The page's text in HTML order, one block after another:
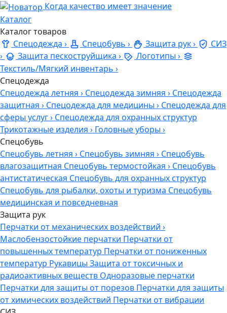
Когда качество имеет значение
Каталог
Каталог товаров
Спецодежда › Спецобувь › Защита рук›
СИЗ
›
Защита пескоструйщика › Логотипы ›
Текстиль/Мягкий инвентарь ›
Спецодежда
Спецодежда летняя › Спецодежда зимняя › Спецодежда
защитная › Спецодежда для медицины › Спецодежда для
сферы услуг› Спецодежда для охранных структур
Трикотажные изделия › Головные уборы ›
Спецобувь
Спецобувь летняя › Спецобувь зимняя › Спецобувь
влагозащитная Спецобувь термостойкая › Спецобувь
антистатическая Спецобувь для охранных структур
Спецобувь для рыбалки, охоты и туризма Спецобувь
медицинская и повседневная
Защита рук
Перчатки от механических воздействий ›
Маслобензостойкие перчатки Перчатки от
повышенных температур Перчатки от пониженных
температур Рукавицы Защита от токсичных и
радиоактивных веществ Одноразовые перчатки
Перчатки для защиты от порезов Перчатки для защиты
от химических воздействий Перчатки от вибрации